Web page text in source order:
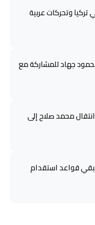
وتحركات عربية
جهاد للمشاركة مع
محمد صلاح إلى
تُبقي قواعد استقدام